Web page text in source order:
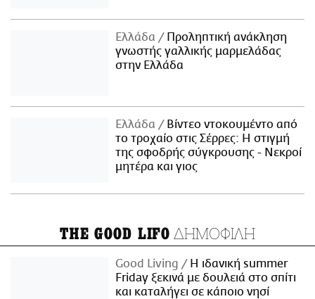
Ελλάδα
Προληπτική ανάκληση
γνωστής γαλλικής μαρμελάδας
στην Ελλάδα
Ελλάδα
Βίντεο ντοκουμέντο από
το τροχαίο στις Σέρρες: Η στιγμή
της σφοδρής σύγκρουσης - Νεκροί
μητέρα και γιος
THE GOOD LIFO ΔΗΜΟΦΙΛΗ
Good Living
Η ιδανική summer
Friday ξεκινά με δουλειά στο σπίτι
και καταλήγει σε κάποιο νησί